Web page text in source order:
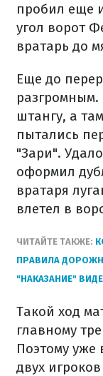
пробил еще
угол ворот
вратарь до
Еще до
штангу, а
пытались
"Зари".
оформил
вратаря
влетел в
ЧИТАЙТЕ ТАКЖЕ:
ПРАВИЛА
"НАКАЗАНИЕ"
Такой ход
главному
Поэтому уже
двух